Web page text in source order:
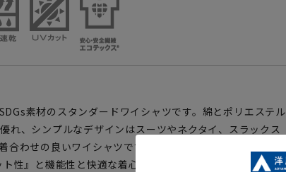
素材のスタンダードワイシャツです。綿とポリエステル
れ、シンプルなデザインはスーツやネクタイ、スラックス
合わせの良いワイシャツです。『形態安定性』『抗菌・防
性』と機能性と快適な着心地を追求しました。